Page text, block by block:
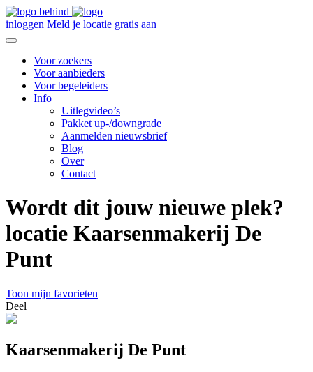
inloggen Meld je locatie gratis aan
Voor zoekers
Voor aanbieders
Voor begeleiders
Info
Uitlegvideo’s
Pakket up-/downgrade
Aanmelden nieuwsbrief
Blog
Over
Contact
Wordt dit jouw nieuwe plek?
locatie Kaarsenmakerij De
Punt
Toon mijn favorieten
Deel
Kaarsenmakerij De Punt